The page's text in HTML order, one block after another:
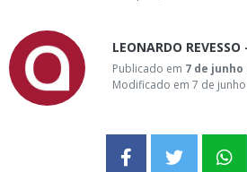
LEONARDO
Publicado em 7 de junho
Modificado em 7 de junho